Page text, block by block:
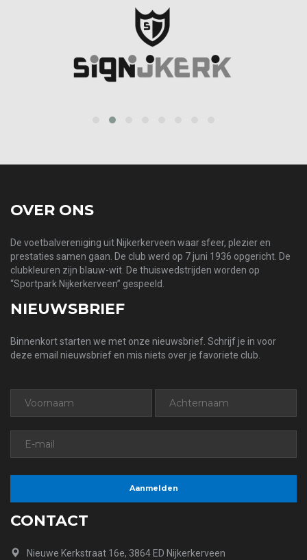
OVER ONS
De voetbalvereniging uit Nijkerkerveen waar sfeer, plezier en
prestaties samen gaan. De club werd op 7 juni 1936 opgericht. De
clubkleuren zijn blauw-wit. De thuiswedstrijden worden op
“Sportpark Nijkerkerveen” gespeeld.
NIEUWSBRIEF
Binnenkort starten we met onze nieuwsbrief. Schrijf je in voor
deze email nieuwsbrief en mis niets over je favoriete club.
CONTACT
Nieuwe Kerkstraat 16e, 3864 ED Nijkerkerveen